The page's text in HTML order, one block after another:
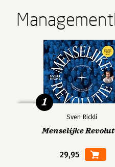
Bekijk alle boeken
Sven Rickli
Menselijke
29,95
1